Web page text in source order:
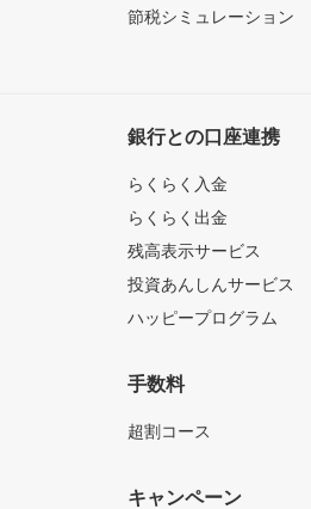
節税シミュレーション
銀行との口座連携
らくらく入金
らくらく出金
残高表示サービス
投資あんしんサービス
ハッピープログラム
手数料
超割コース
キャンペーン